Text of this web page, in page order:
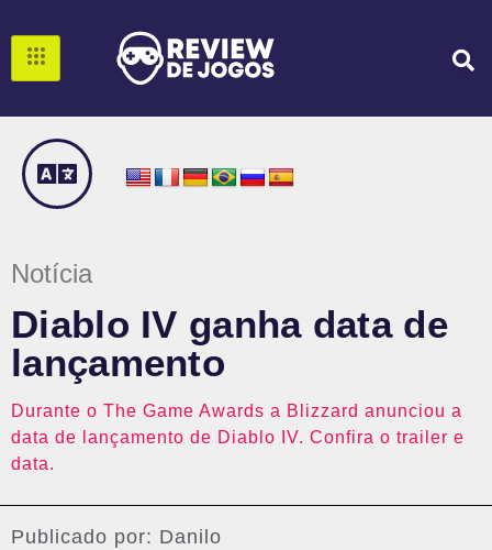
Notícia
Diablo IV ganha data de
lançamento
Durante o The Game Awards a Blizzard anunciou a
data de lançamento de Diablo IV. Confira o trailer e
data.
Publicado por: Danilo